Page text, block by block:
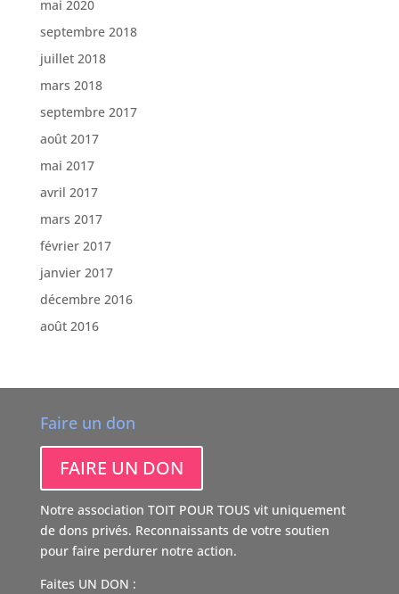
mai 2020
septembre 2018
juillet 2018
mars 2018
septembre 2017
août 2017
mai 2017
avril 2017
mars 2017
février 2017
janvier 2017
décembre 2016
août 2016
Faire un don
FAIRE UN DON
Notre association TOIT POUR TOUS vit uniquement
de dons privés. Reconnaissants de votre soutien
pour faire perdurer notre action.
Faites UN DON :